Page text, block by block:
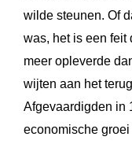
wilde steunen. Of
was, het is een feit
meer opleverde
wijten aan het
Afgevaardigden in
economische